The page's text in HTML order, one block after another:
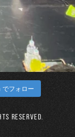
でフォロー
Reserved.